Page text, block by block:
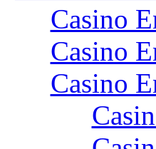
Casino
Casino
Casino